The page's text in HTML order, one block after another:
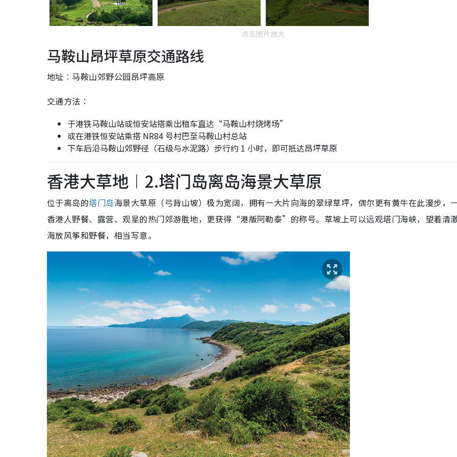
点击图片放大
马鞍山昂坪草原交通路线
地址︰马鞍山郊野公园昂坪高原
交通方法︰
于港铁马鞍山站或恒安站搭乘出租车直达“马鞍山村烧烤场”
或在港铁恒安站乘搭 NR84 号村巴至马鞍山村总站
下车后沿马鞍山郊野径（石级与水泥路）步行约 1 小时，即可抵达昂坪草原
香港大草地︱2.塔门岛离岛海景大草原
位于离岛的塔门岛海景大草原（弓背山坡）极为宽阔，拥有一大片向海的翠绿草坪，偶尔更有黄牛在此漫步，
香港人野餐、露营、观星的热门郊游胜地，更获得“港版阿勒泰”的称号。草坡上可以远观塔门海峡，望着清
海放风筝和野餐，相当写意。